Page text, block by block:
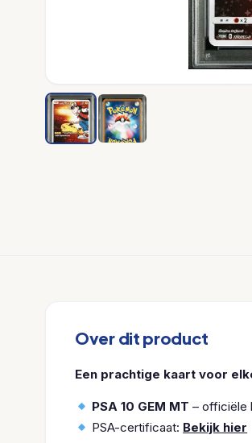
Over dit product
Een prachtige kaart voor
PSA 10 GEM MT – officiële
PSA-certificaat: Bekijk hier